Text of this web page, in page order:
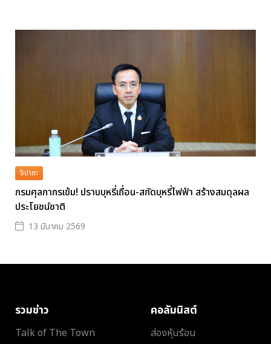
จิปาถะ
กรมศุลกากรเข้ม! ปราบบุหรี่เถื่อน-สกัดบุหรี่ไฟฟ้า สร้างสมดุลผล
ประโยชน์ชาติ
13 มีนาคม 2569
รวมข่าว
Talk of The Town
คอลัมนิสต์
ส่องหุ้นร้อน